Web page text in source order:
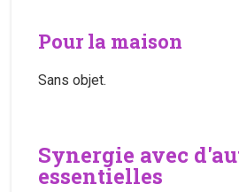
Pour la maison
Sans objet.
Synergie avec
essentielles